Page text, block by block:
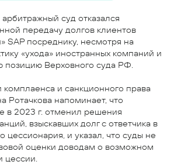
арбитражный суд отказался
передачу долгов клиентов
SAP посреднику, несмотря на
«ухода» иностранных компаний и
позицию Верховного суда РФ.
комплаенса и санкционного права
Ротачкова напоминает, что
в 2023 г. отменил решения
взыскавших долг с ответчика в
цессионария, и указал, что суды не
оценки доводам о возможном
цессии.